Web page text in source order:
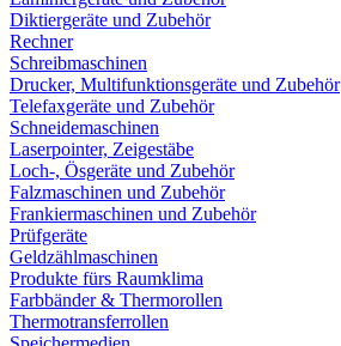
Diktiergeräte und Zubehör
Rechner
Schreibmaschinen
Drucker, Multifunktionsgeräte und Zubehör
Telefaxgeräte und Zubehör
Schneidemaschinen
Laserpointer, Zeigestäbe
Loch-, Ösgeräte und Zubehör
Falzmaschinen und Zubehör
Frankiermaschinen und Zubehör
Prüfgeräte
Geldzählmaschinen
Produkte fürs Raumklima
Farbbänder & Thermorollen
Thermotransferrollen